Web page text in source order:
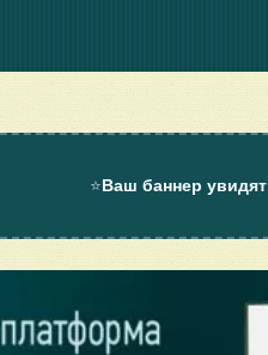
⭐Ваш баннер